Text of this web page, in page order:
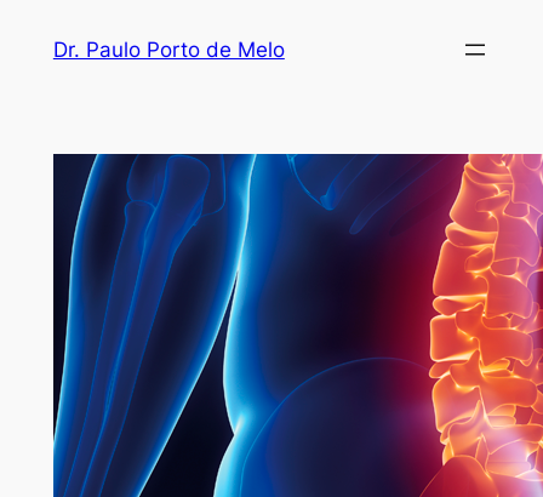
Dr. Paulo Porto de Melo